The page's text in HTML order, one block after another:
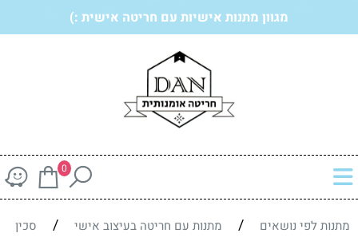
מגוון מתנות אישיות עם חריטה אישית :)
0
מתנות לפי נושאים / מתנות עם חריטה בעיצוב אישי /
סכין